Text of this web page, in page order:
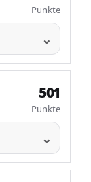
Punkte
501
Punkte